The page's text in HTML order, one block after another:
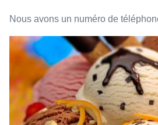
Nous avons un numéro de